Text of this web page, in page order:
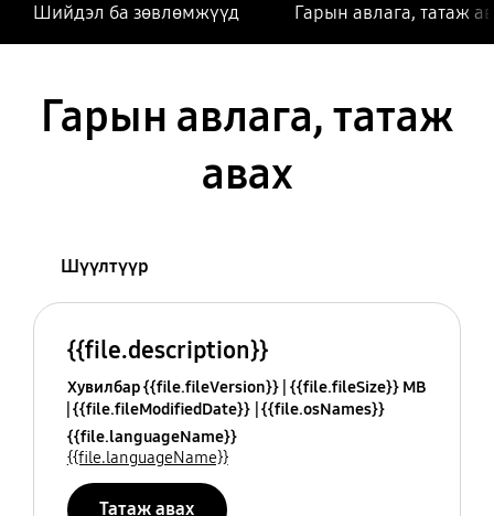
Шийдэл ба зөвлөмжүүд Гарын авлага, татаж
Гарын авлага, татаж
авах
Шүүлтүүр
{{file.description}}
Хувилбар {{file.fileVersion}} {{file.fileSize}} MB
{{file.fileModifiedDate}} {{file.osNames}}
{{file.languageName}}
{{file.languageName}}
Татаж авах